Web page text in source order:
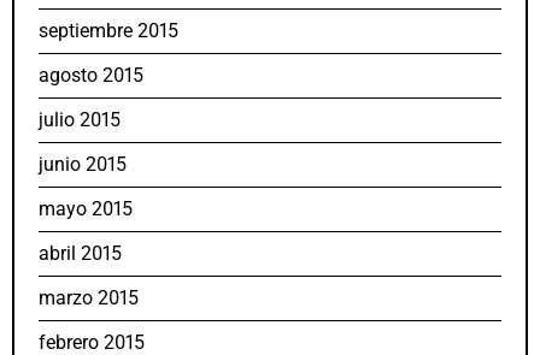
septiembre 2015
agosto 2015
julio 2015
junio 2015
mayo 2015
abril 2015
marzo 2015
febrero 2015